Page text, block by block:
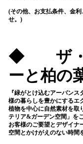
(その他、お支払条件、金
せ。)
◆ ザ
ーと柏
『緑がとけ込むアーバン
様の暮らしを豊かにするエ
植物を中心に自然素材を取
テリア&ガーデン空間」を
お客様のご要望とデザイナ
空間とかけがえのない時間